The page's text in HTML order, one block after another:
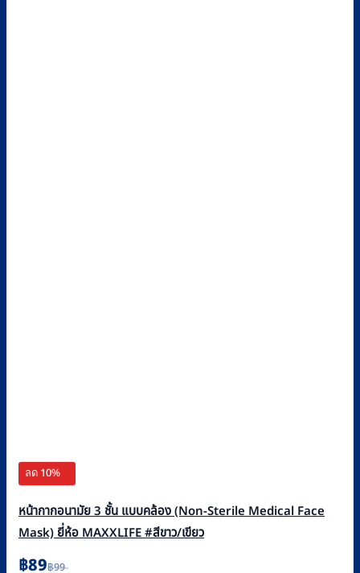
ลด 10%
หน้ากากอนามัย 3 ชั้น แบบคล้อง (Non-Sterile Medical Face
Mask) ยี่ห้อ MAXXLIFE #สีขาว/เขียว
฿99
Original
฿89
Current